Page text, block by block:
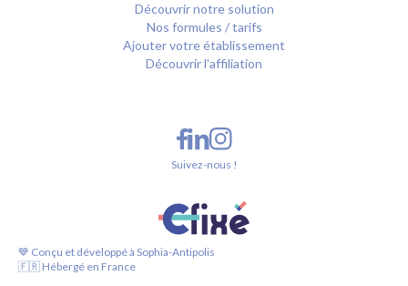
Découvrir notre solution
Nos formules / tarifs
Ajouter votre établissement
Découvrir l'affiliation
💙 Conçu et développé à Sophia-Antipolis
🇫🇷 Hébergé en France
Suivez-nous !